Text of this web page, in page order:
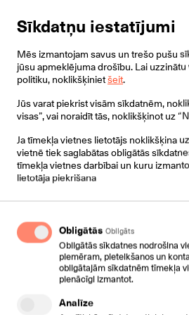
Pakalpojuma aprakstā norādīts
Pakalpojums tiek nodrošināts uz
Business Centre
Gbit
€ 300
*Abonēšanas maksa sākot no
Līguma
Sīkdatņu iestatījumi
Mēs izmantojam savus un trešo pušu
jūsu apmeklējuma drošību. Lai
politiku, noklikšķinietšeit.
Jūs varat piekrist visām sīkdatnēm,
visas”, vai noraidīt tās, noklikšķinot uz
Ja tīmekļa vietnes lietotājs noklikšķina
vietnē tiek saglabātas obligātās
tīmekļa vietnes darbībai un kuru
lietotāja piekrišana
Obligātās Obligāts
Obligātās sīkdatnes nodrošina
piemēram, pieteikšanos un
obligātajām sīkdatnēm tīmekļa
pienācīgi izmantot.
Analīze